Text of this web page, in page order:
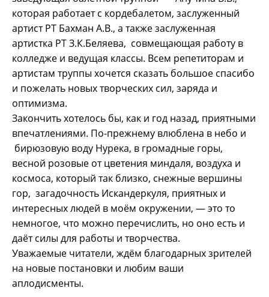
которая работает с кордебалетом, заслуженный
артист РТ Бахман А.В., а также заслуженная
артистка РТ З.К.Беляева, совмещающая работу в
колледже и ведущая классы. Всем репетиторам и
артистам труппы хочется сказать большое спасибо
и пожелать новых творческих сил, заряда и
оптимизма.
Закончить хотелось бы, как и год назад, приятными
впечатлениями. По-прежнему влюблена в небо и
бирюзовую воду Нурека, в громадные горы,
весной розовые от цветения миндаля, воздуха и
космоса, который так близко, снежные вершины
гор, загадочность Искандеркуля, приятных и
интересных людей в моём окружении, — это то
немногое, что можно перечислить, но оно есть и
даёт силы для работы и творчества.
Уважаемые читатели, ждём благодарных зрителей
на новые постановки и любим ваши
аплодисменты.